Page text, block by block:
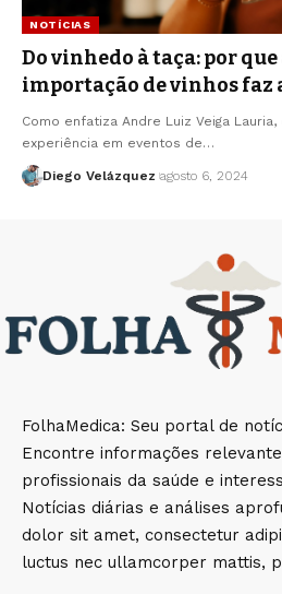
NOTÍCIAS
Do vinhedo à taça: por
importação de vinhos faz
Como enfatiza Andre Luiz Veiga
experiência em eventos de…
Diego Velázquez agosto 6, 2024
FolhaMedica: Seu portal de
Encontre informações
profissionais da saúde e
Notícias diárias e análises
dolor sit amet, consectetur
luctus nec ullamcorper mattis,